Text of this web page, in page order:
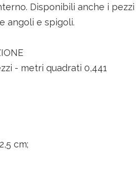
Disponibili anche i pezzi
angoli e spigoli.
- metri quadrati 0,441
cm;